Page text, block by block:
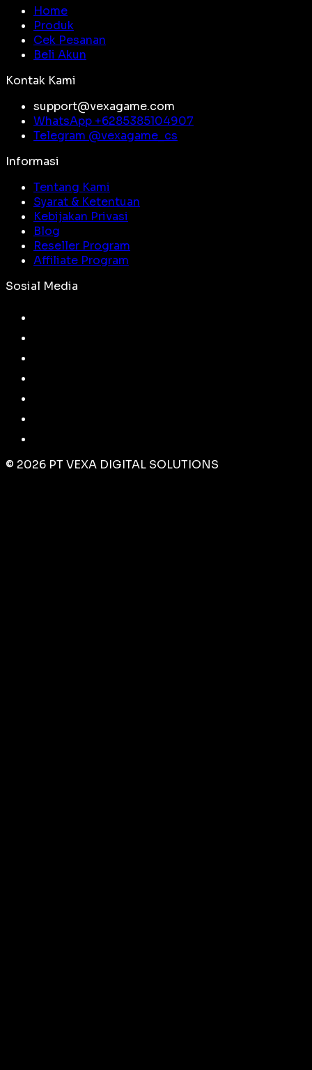
Home
Produk
Cek Pesanan
Beli Akun
Kontak Kami
support@vexagame.com
WhatsApp +6285385104907
Telegram @vexagame_cs
Informasi
Tentang Kami
Syarat & Ketentuan
Kebijakan Privasi
Blog
Reseller Program
Affiliate Program
Sosial Media
© 2026 PT VEXA DIGITAL SOLUTIONS